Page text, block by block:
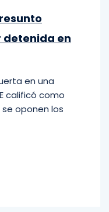
detenida en
en una
calificó como
se oponen los